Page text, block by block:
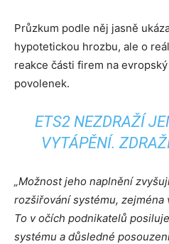
Průzkum podle něj jasně
hypotetickou hrozbu, ale o
reakce části firem na
povolenek.
ETS2 NEZDRAŽÍ
VYTÁPĚNÍ.
„Možnost jeho naplnění
rozšiřování systému, zejména
To v očích podnikatelů
systému a důsledné